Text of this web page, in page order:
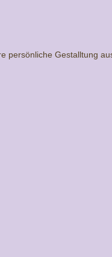
persönliche Gestalltung